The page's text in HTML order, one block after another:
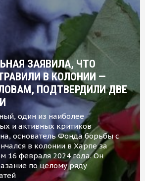
ЗАЯВИЛА, ЧТО
В КОЛОНИИ —
ПОДТВЕРДИЛИ ДВЕ
один из наиболее
и активных критиков
основатель Фонда борьбы с
в колонии в Харпе за
16 февраля 2024 года. Он
по целому ряду